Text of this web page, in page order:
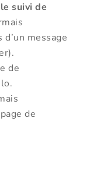
suivi de
message
de
de